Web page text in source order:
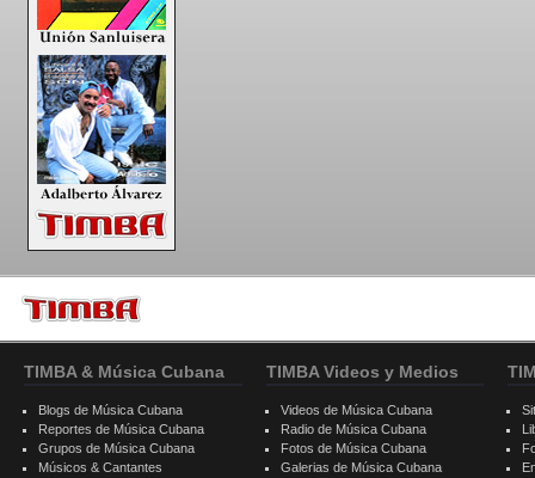
TIMBA & Música Cubana
Blogs de Música Cubana
Reportes de Música Cubana
Grupos de Música Cubana
Músicos & Cantantes
TIMBA Videos y Medios
Videos de Música Cubana
Radio de Música Cubana
Fotos de Música Cubana
Galerias de Música Cubana